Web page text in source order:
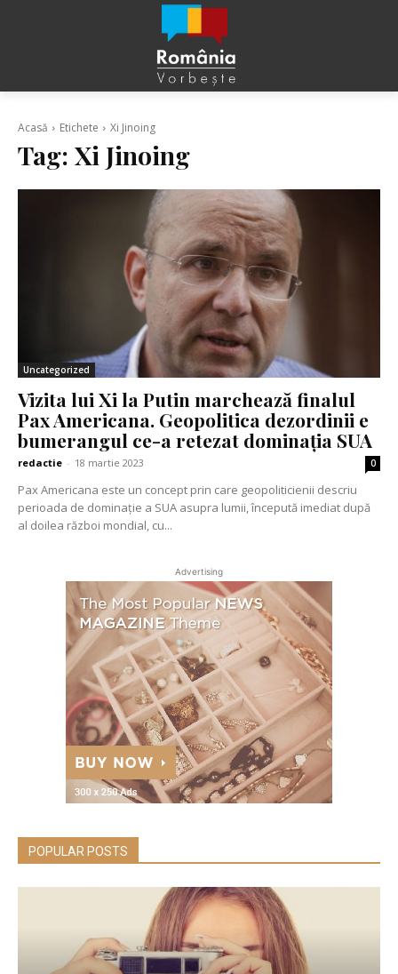
Acasă Etichete Xi Jinoing
Tag: Xi Jinoing
Uncategorized
Vizita lui Xi la Putin marchează finalul
Pax Americana. Geopolitica dezordinii e
bumerangul ce-a retezat dominația SUA
redactie - 18 martie 2023 0
Pax Americana este un concept prin care geopoliticienii descriu
perioada de dominație a SUA asupra lumii, începută imediat după
al doilea război mondial, cu...
Advertising
POPULAR POSTS